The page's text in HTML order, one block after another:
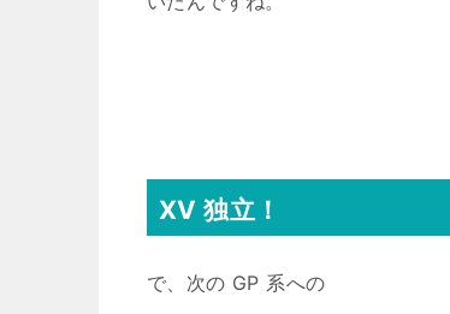
XV 独立！
で、次の GP 系への